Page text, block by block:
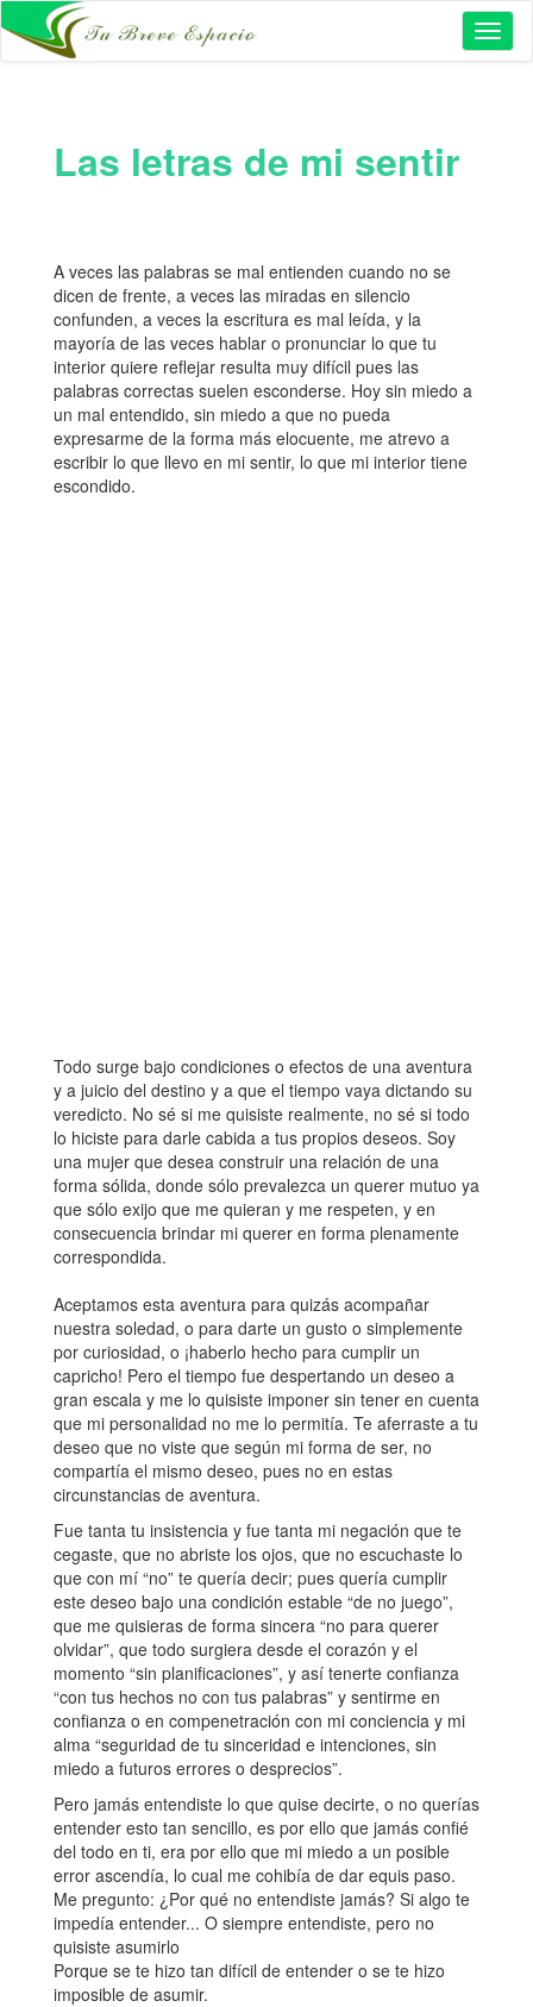
Las letras de mi sentir
A veces las palabras se mal entienden cuando no se
dicen de frente, a veces las miradas en silencio
confunden, a veces la escritura es mal leída, y la
mayoría de las veces hablar o pronunciar lo que tu
interior quiere reflejar resulta muy difícil pues las
palabras correctas suelen esconderse. Hoy sin miedo a
un mal entendido, sin miedo a que no pueda
expresarme de la forma más elocuente, me atrevo a
escribir lo que llevo en mi sentir, lo que mi interior tiene
escondido.
Todo surge bajo condiciones o efectos de una aventura
y a juicio del destino y a que el tiempo vaya dictando su
veredicto. No sé si me quisiste realmente, no sé si todo
lo hiciste para darle cabida a tus propios deseos. Soy
una mujer que desea construir una relación de una
forma sólida, donde sólo prevalezca un querer mutuo ya
que sólo exijo que me quieran y me respeten, y en
consecuencia brindar mi querer en forma plenamente
correspondida.
Aceptamos esta aventura para quizás acompañar
nuestra soledad, o para darte un gusto o simplemente
por curiosidad, o ¡haberlo hecho para cumplir un
capricho! Pero el tiempo fue despertando un deseo a
gran escala y me lo quisiste imponer sin tener en cuenta
que mi personalidad no me lo permitía. Te aferraste a tu
deseo que no viste que según mi forma de ser, no
compartía el mismo deseo, pues no en estas
circunstancias de aventura.
Fue tanta tu insistencia y fue tanta mi negación que te
cegaste, que no abriste los ojos, que no escuchaste lo
que con mí “no” te quería decir; pues quería cumplir
este deseo bajo una condición estable “de no juego”,
que me quisieras de forma sincera “no para querer
olvidar”, que todo surgiera desde el corazón y el
momento “sin planificaciones”, y así tenerte confianza
“con tus hechos no con tus palabras” y sentirme en
confianza o en compenetración con mi conciencia y mi
alma “seguridad de tu sinceridad e intenciones, sin
miedo a futuros errores o desprecios”.
Pero jamás entendiste lo que quise decirte, o no querías
entender esto tan sencillo, es por ello que jamás confié
del todo en ti, era por ello que mi miedo a un posible
error ascendía, lo cual me cohibía de dar equis paso.
Me pregunto: ¿Por qué no entendiste jamás? Si algo te
impedía entender... O siempre entendiste, pero no
quisiste asumirlo
Porque se te hizo tan difícil de entender o se te hizo
imposible de asumir.